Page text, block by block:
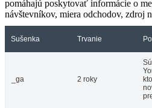
pomáhajú poskytovať informácie o
návštevníkov, miera odchodov, zdroj
Sušenka Trvanie
_ga 2 roky